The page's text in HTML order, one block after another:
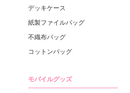
デッキケース
紙製ファイルバッグ
不織布バッグ
コットンバッグ
モバイルグッズ